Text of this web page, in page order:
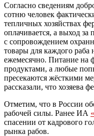
Согласно сведениям
сотню человек
тепличных хозяйствах
оплачивается, а выход
с сопровождением
товары для каждого раба
ежемесячно. Питание на
продуктами, а любые
пресекаются жёсткими
рассказали, что
Отметим, что в России
рабочей силы. Ранее ИА
спасении от кадрового
рынка рабов.